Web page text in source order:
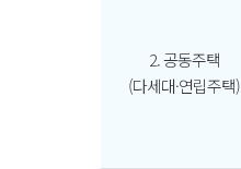
2. 공동주택
(다세대·연립주택)